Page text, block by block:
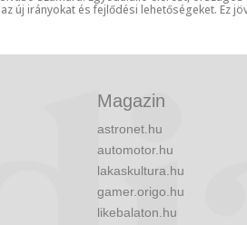
új irányokat és fejlődési lehetőségeket. Ez
Magazin
astronet.hu
automotor.hu
lakaskultura.hu
gamer.origo.hu
likebalaton.hu